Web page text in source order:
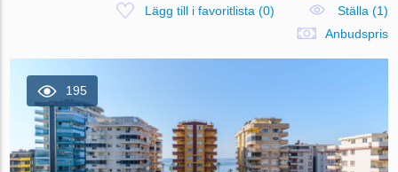
Lägg till i favoritlista (0)
Ställa (1)
Anbudspris
195